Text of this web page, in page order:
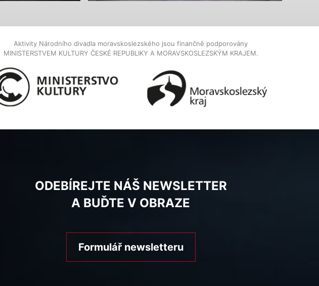
Aktivity Národního divadla moravskoslezského jsou finančně podporovány
MINISTERSTVEM KULTURY ČESKÉ REPUBLIKY A MORAVSKOSLEZSKÝM KRAJEM.
ODEBÍREJTE NÁŠ NEWSLETTER
A BUĎTE V OBRAZE
Formulář newsletteru